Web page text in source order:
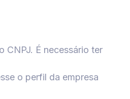
CNPJ. É necessário ter
o perfil da empresa